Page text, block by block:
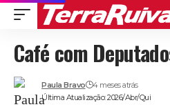
Café com
Última Atualização: 2026/Abr/Qui
Paula Bravo 4 meses atrás